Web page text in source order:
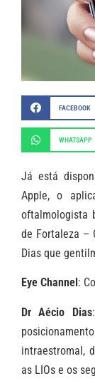
FACEBOOK
WHATSAPP
Já está
Apple, o
oftalmologista
de Fortaleza –
Dias que
Eye Channel :
Dr Aécio Dias
intraestromal,
as LIOs e os